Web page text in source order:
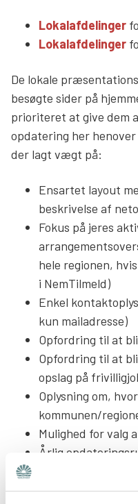
Støt os
Søg
Lokalafdelinger
Lokalafdelinger
De lokale
besøgte sider på
prioriteret at give dem
opdatering her
der lagt vægt på:
Ensartet layout
beskrivelse af
Fokus på jeres
hele regionen,
i NemTilmeld)
Enkel
kun mailadresse)
Opfordring til at
Opfordring til at
opslag på
Oplysning om,
kommunen/
Mulighed for valg
Årlig